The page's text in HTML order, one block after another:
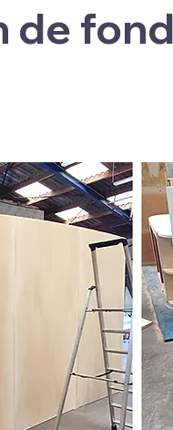
de